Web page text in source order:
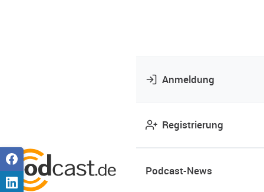
Anmeldung
Registrierung
Podcast-News